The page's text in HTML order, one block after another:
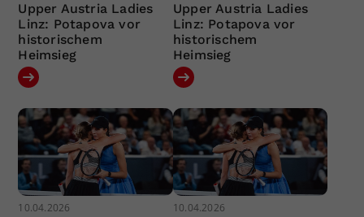
Upper Austria Ladies
Linz: Potapova vor
historischem
Heimsieg
Upper Austria Ladies
Linz: Potapova vor
historischem
Heimsieg
10.04.2026 10.04.2026